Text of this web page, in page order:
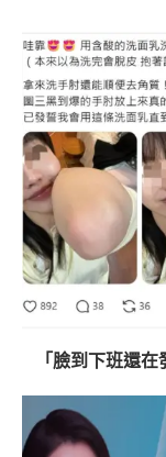
「臉到下班還